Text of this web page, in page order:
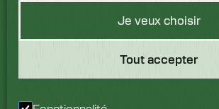
Je veux choisir
Tout accepter
Vous avez une
question ?
Nous aimerions avoir de